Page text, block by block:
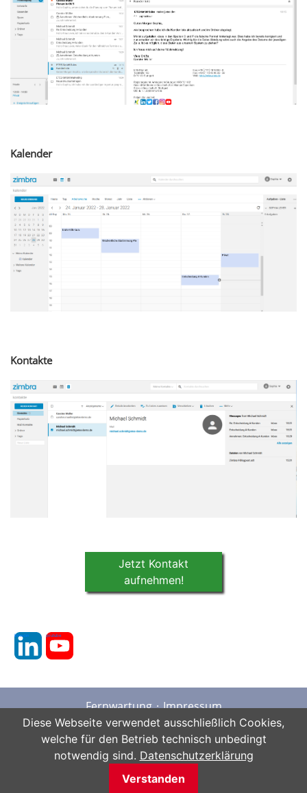
Kalender
Kontakte
Jetzt Kontakt
aufnehmen!
linkedin youtube
Fernwartung
Impressum
Datenschutz
AGB Sitemap
Copyright © 2026 ETES GmbH - Stuttgart
Diese Webseite verwendet ausschließlich Cookies,
welche für den Betrieb technisch unbedingt
notwendig sind. Datenschutzerklärung
Verstanden